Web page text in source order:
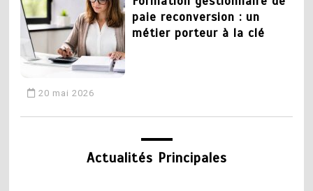
paie reconversion : un
métier porteur à la clé
20 mai 2026
3
CAP plomberie : tout
savoir sur la formation et
Actualités Principales